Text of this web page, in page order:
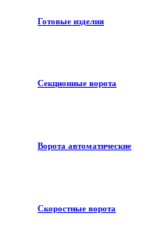
Готовые изделия
Секционные ворота
Ворота автоматические
Скоростные ворота